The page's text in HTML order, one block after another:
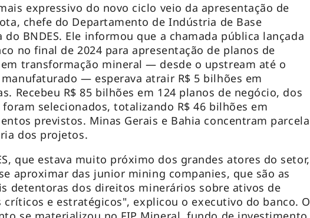
expressivo do novo ciclo veio da apresentação de
chefe do Departamento de Indústria de Base
do BNDES. Ele informou que a chamada pública lançada
no final de 2024 para apresentação de planos de
transformação mineral — desde o upstream até o
— esperava atrair R$ 5 bilhões em
Recebeu R$ 85 bilhões em 124 planos de negócio, dos
foram selecionados, totalizando R$ 46 bilhões em
previstos. Minas Gerais e Bahia concentram parcela
dos projetos.
que estava muito próximo dos grandes atores do setor,
aproximar das junior mining companies, que são as
detentoras dos direitos minerários sobre ativos de
críticos e estratégicos", explicou o executivo do banco. O